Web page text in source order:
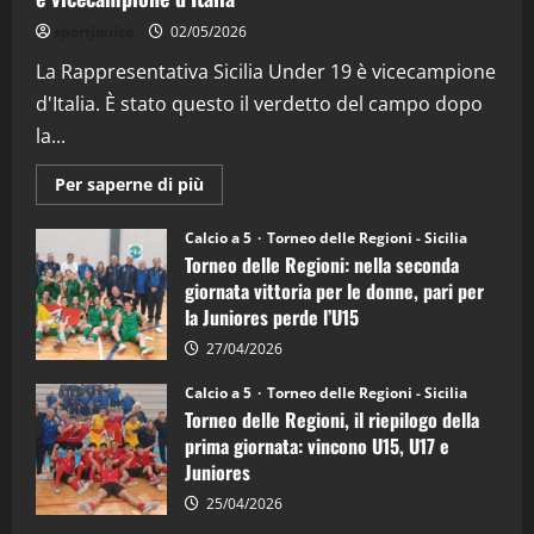
“SportEmpire” in Podcast: 26^ Puntata
08/04/2026
02/05/2026
La Rappresentativa Sicilia Under 19 è vicecampione
d'Italia. È stato questo il verdetto del campo dopo
la...
Per saperne di più
informazioni
Torneo
delle
Regioni
di
calcio
a
5:
la
Juniores
è
vicecampione
d’Italia
Calcio a 5 Torneo delle Regioni - Sicilia
Torneo delle Regioni: nella seconda
giornata vittoria per le donne, pari per
la Juniores perde l’U15
27/04/2026
Calcio a 5 Torneo delle Regioni - Sicilia
Torneo delle Regioni, il riepilogo della
prima giornata: vincono U15, U17 e
Juniores
25/04/2026